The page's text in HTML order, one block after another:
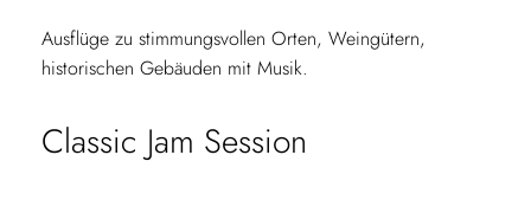
Ausflüge zu stimmungsvollen Orten, Weingütern,
historischen Gebäuden mit Musik.
Classic Jam Session